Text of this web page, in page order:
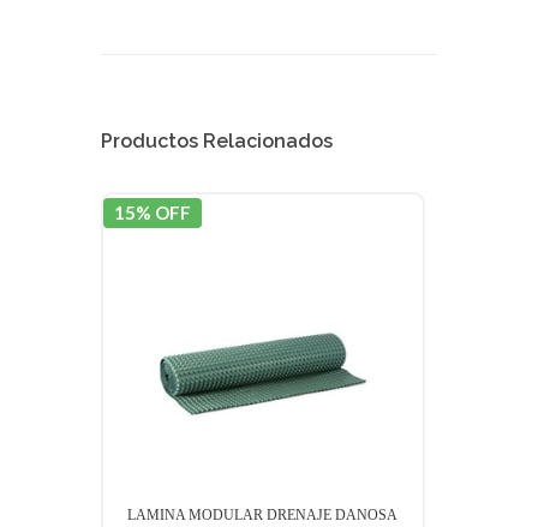
Productos Relacionados
15% OFF
LAMINA MODULAR DRENAJE DANOSA